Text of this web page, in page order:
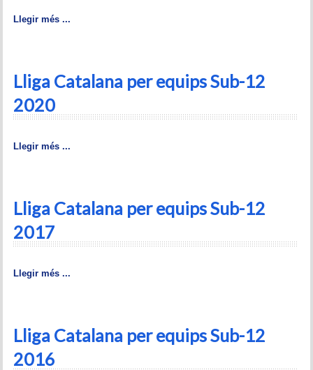
Historial del torneig de Nadal
Torneig Social
Escacs Actius
Teoria i problemes
Llegir més ...
Lliga Catalana per equips Sub-12
2020
Llegir més ...
Lliga Catalana per equips Sub-12
2017
Llegir més ...
Lliga Catalana per equips Sub-12
2016